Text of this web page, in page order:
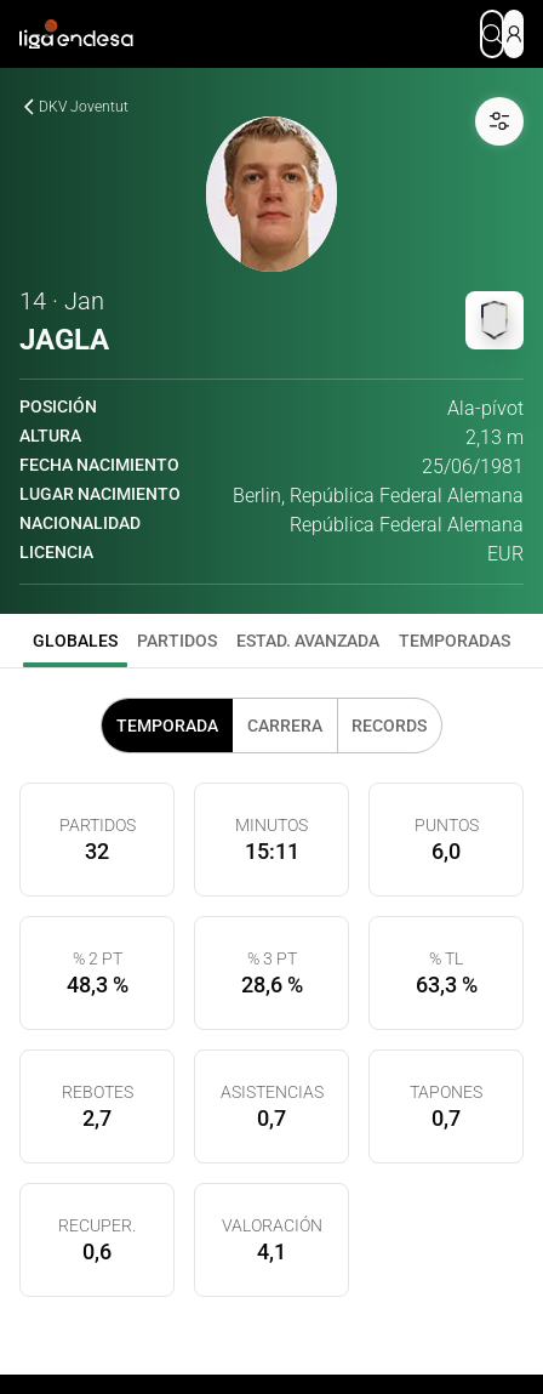
DKV Joventut
14 · Jan
JAGLA
POSICIÓN Ala-pívot
ALTURA 2,13 m
FECHA NACIMIENTO 25/06/1981
LUGAR NACIMIENTO Berlin, República Federal Alemana
NACIONALIDAD República Federal Alemana
LICENCIA EUR
GLOBALES PARTIDOS ESTAD. AVANZADA TEMPORADAS
TEMPORADA CARRERA RECORDS
PARTIDOS
32
MINUTOS
15:11
PUNTOS
6,0
% 2 PT
48,3 %
% 3 PT
28,6 %
% TL
63,3 %
REBOTES
2,7
ASISTENCIAS
0,7
TAPONES
0,7
RECUPER.
0,6
VALORACIÓN
4,1